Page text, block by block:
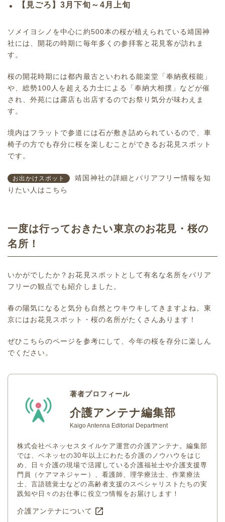
【見ごろ】3月下旬～4月上旬
ソメイヨシノを中心に約500本の桜が植えられている靖国神
社には、開花の時期に毎年多くの参拝客と花見客が訪れま
す。
桜の開花時期には都内最古といわれる能楽堂「奉納夜桜能」
や、総勢100人を超える力士による「奉納大相撲」などが催
され、外苑には露店も出店するのでお祭り気分が味わえま
す。
境内はフラットで参道には石が敷き詰められているので、車
椅子の方でも存分に桜を楽しむことができるお花見スポット
です。
お出かけスポット
靖国神社の詳細とバリアフリー情報を知
りたい人はこちら
一度は行っておきたい東京のお花見・桜の
名所！
いかがでしたか？お花見スポットとして有名な名所をバリア
フリーの観点でも紹介しました。
春の陽気になると気分も自然とウキウキしてきますよね。東
京にはお花見スポット・桜の名所がたくさんあります！
ぜひこちらのページを参考にして、今年の桜を存分に楽しん
でください。
著者プロフィール
介護アンテナ編集部
Kaigo Antenna Editorial Department
株式会社ベネッセスタイルケア運営の介護アンテナ。編集部
では、ベネッセの30年以上にわたる介護のノウハウをはじ
め、日々介護の現場で活躍している介護福祉士や介護支援専
門員（ケアマネジャー）、看護師、理学療法士、作業療法
士、言語聴覚士などの高齢者支援のスペシャリストたちの実
践知や日々のお仕事に役立つ情報をお届けします！
介護アンテナについて